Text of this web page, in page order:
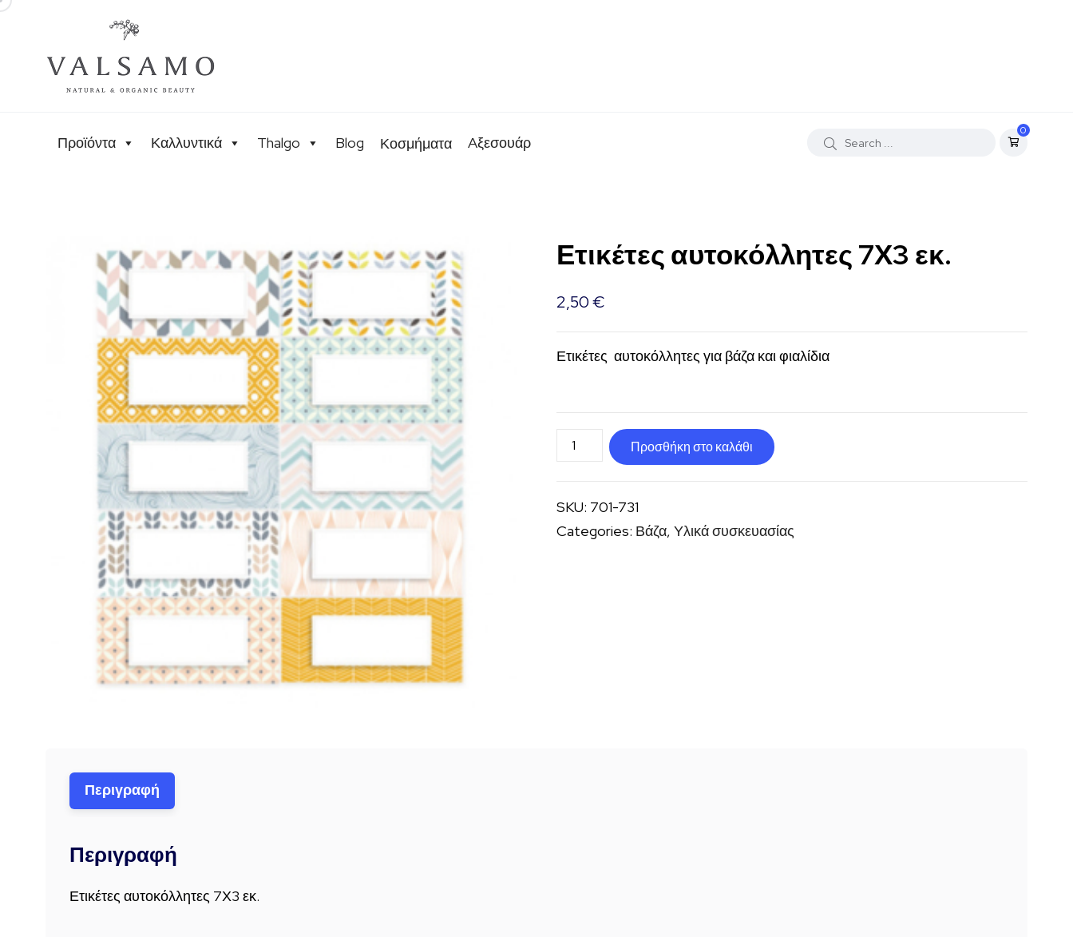
Προϊόντα Καλλυντικά Thalgo Blog Κοσμήματα Aξεσουάρ
0
Ετικέτες αυτοκόλλητες 7Χ3 εκ.
2,50€
Ετικέτες αυτοκόλλητες για βάζα και φιαλίδια
Ετικέτες
αυτοκόλλητες
7Χ3
εκ.
ποσότητα
Προσθήκη στο καλάθι
SKU: 701-731
Categories: Βάζα, Υλικά συσκευασίας
Περιγραφή
Περιγραφή
Ετικέτες αυτοκόλλητες 7Χ3 εκ.